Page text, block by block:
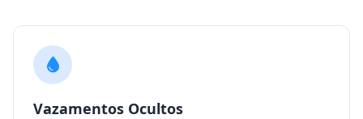
Vazamentos Ocultos